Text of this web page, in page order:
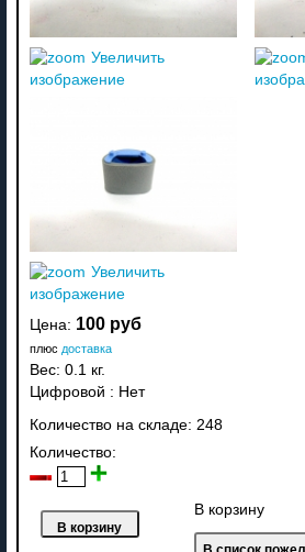
Увеличить
изображение
Увеличить
изображение
Цена: 100 руб
плюс доставка
Вес: 0.1 кг.
Цифровой : Нет
Количество на складе: 248
Количество:
В корзину